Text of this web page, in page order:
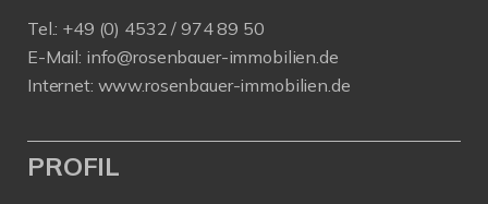
Tel.: +49 (0) 4532 / 974 89 50
E-Mail: info@rosenbauer-immobilien.de
Internet: www.rosenbauer-immobilien.de
PROFIL